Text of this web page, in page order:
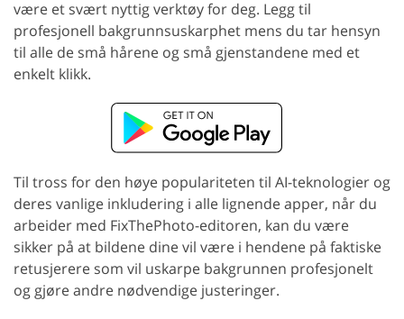
være et svært nyttig verktøy for deg. Legg til
profesjonell bakgrunnsuskarphet mens du tar hensyn
til alle de små hårene og små gjenstandene med et
enkelt klikk.
Til tross for den høye populariteten til AI-teknologier og
deres vanlige inkludering i alle lignende apper, når du
arbeider med FixThePhoto-editoren, kan du være
sikker på at bildene dine vil være i hendene på faktiske
retusjerere som vil uskarpe bakgrunnen profesjonelt
og gjøre andre nødvendige justeringer.